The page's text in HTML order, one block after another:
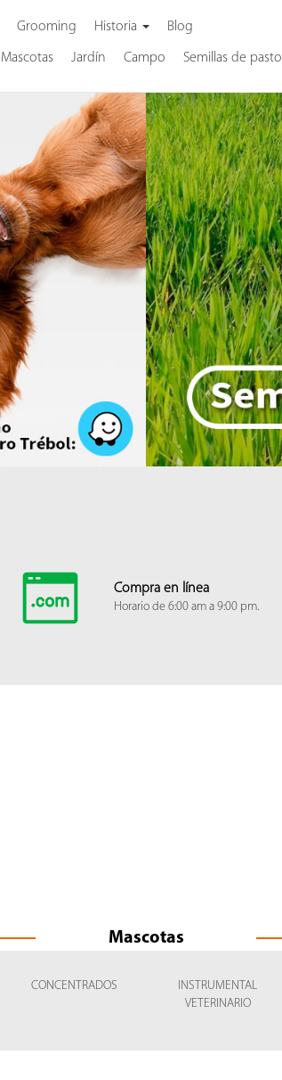
Grooming Historia Blog
Mascotas Jardín Campo Semillas de pasto
Compra en línea
Horario de 6:00 am a 9:00 pm.
Mascotas
CONCENTRADOS
INSTRUMENTAL
VETERINARIO